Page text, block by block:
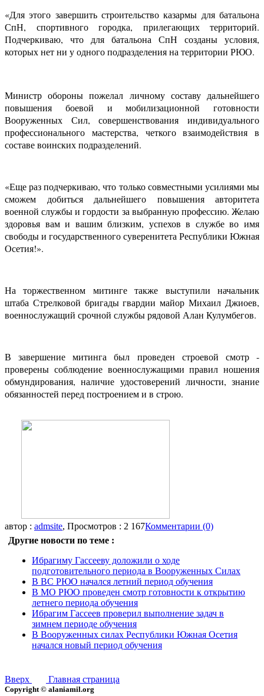
«Для этого завершить строительство казармы для батальона
СпН, спортивного городка, прилегающих территорий.
Подчеркиваю, что для батальона СпН созданы условия,
которых нет ни у одного подразделения на территории РЮО.
Министр обороны пожелал личному составу дальнейшего
повышения боевой и мобилизационной готовности
Вооруженных Сил, совершенствования индивидуального
профессионального мастерства, четкого взаимодействия в
составе воинских подразделений.
«Еще раз подчеркиваю, что только совместными усилиями мы
сможем добиться дальнейшего повышения авторитета
военной службы и гордости за выбранную профессию. Желаю
здоровья вам и вашим близким, успехов в службе во имя
свободы и государственного суверенитета Республики Южная
Осетия!».
На торжественном митинге также выступили начальник
штаба Стрелковой бригады гвардии майор Михаил Джиоев,
военнослужащий срочной службы рядовой Алан Кулумбегов.
В завершение митинга был проведен строевой смотр -
проверены соблюдение военнослужащими правил ношения
обмундирования, наличие удостоверений личности, знание
обязанностей перед построением и в строю.
автор : admsite, Просмотров : 2 167Комментарии (0)
Другие новости по теме :
Ибрагиму Гассееву доложили о ходе
подготовительного периода в Вооруженных Силах
В ВС РЮО начался летний период обучения
В МО РЮО проведен смотр готовности к открытию
летнего периода обучения
Ибрагим Гассеев проверил выполнение задач в
зимнем периоде обучения
В Вооруженных силах Республики Южная Осетия
начался новый период обучения
Вверх Главная страница
Copyright © alaniamil.org